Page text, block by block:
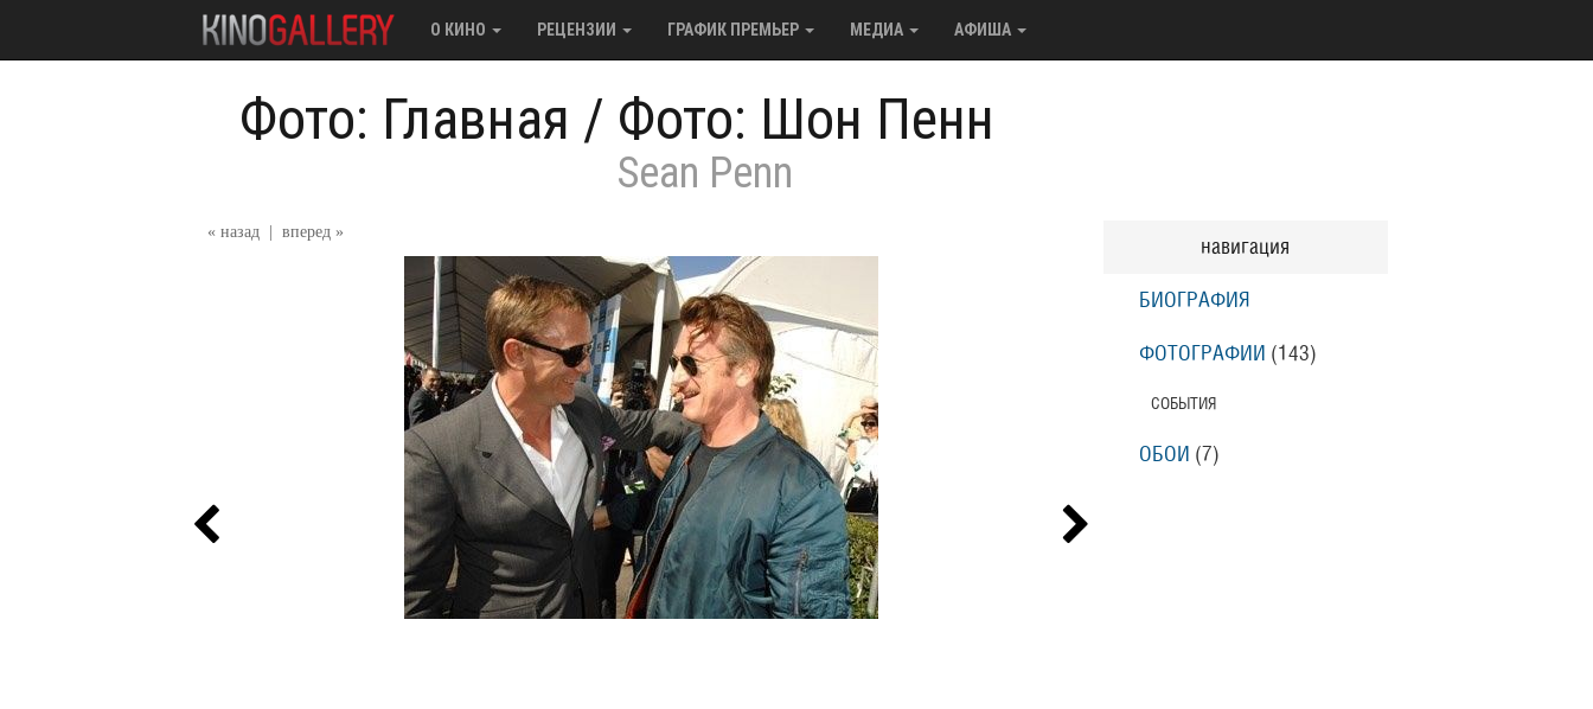
О КИНО РЕЦЕНЗИИ ГРАФИК ПРЕМЬЕР МЕДИА АФИША
Фото: Главная / Фото: Шон Пенн
Sean Penn
« назад вперед »
навигация
БИОГРАФИЯ
ФОТОГРАФИИ (143)
СОБЫТИЯ
ОБОИ (7)